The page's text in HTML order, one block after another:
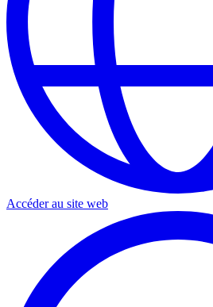
Accéder au site web